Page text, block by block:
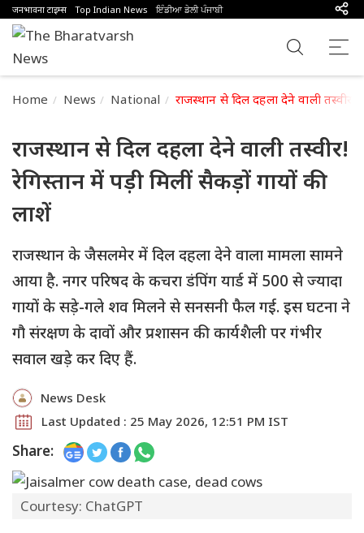
जनभावना टाइम्स Top Indian News ਇੰਡੀਆ ਡੇਲੀ ਪੰਜਾਬੀ
Home News National राजस्थान से दिल दहला देने वाली तस्वीर!
राजस्थान से दिल दहला देने वाली तस्वीर!
रेगिस्तान में पड़ी मिलीं सैकड़ों गायों की
लाशें
राजस्थान के जैसलमेर में दिल दहला देने वाला मामला सामने
आया है. नगर परिषद के कचरा डंपिंग यार्ड में 500 से ज्यादा
गायों के सड़े-गले शव मिलने से सनसनी फैल गई. इस घटना ने
गौ संरक्षण के दावों और प्रशासन की कार्यशैली पर गंभीर
सवाल खड़े कर दिए हैं.
News Desk
Last Updated : 25 May 2026, 12:51 PM IST
Share:
Courtesy: ChatGPT